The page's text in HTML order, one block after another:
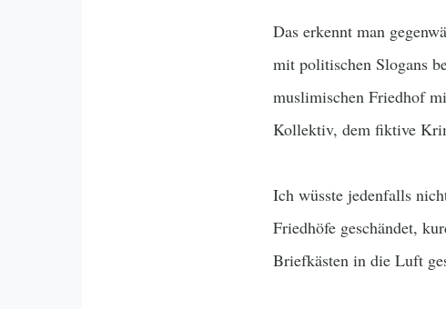
Das erkennt man
mit politischen Slogans
muslimischen Friedhof
Kollektiv, dem fiktive
Ich wüsste jedenfalls
Friedhöfe geschändet,
Briefkästen in die Luft